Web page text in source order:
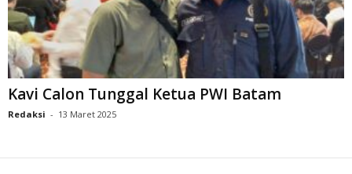
Kavi Calon Tunggal Ketua PWI Batam
Redaksi - 13 Maret 2025